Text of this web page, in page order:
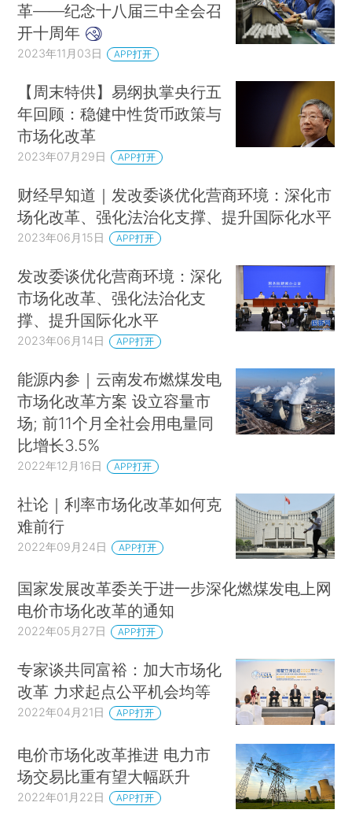
革——纪念十八届三中全会召
开十周年
2023年11月03日 APP打开
【周末特供】易纲执掌央行五
年回顾：稳健中性货币政策与
市场化改革
2023年07月29日 APP打开
财经早知道｜发改委谈优化营商环境：深化市
场化改革、强化法治化支撑、提升国际化水平
2023年06月15日 APP打开
发改委谈优化营商环境：深化
市场化改革、强化法治化支
撑、提升国际化水平
2023年06月14日 APP打开
能源内参｜云南发布燃煤发电
市场化改革方案 设立容量市
场; 前11个月全社会用电量同
比增长3.5%
2022年12月16日 APP打开
社论｜利率市场化改革如何克
难前行
2022年09月24日 APP打开
国家发展改革委关于进一步深化燃煤发电上网
电价市场化改革的通知
2022年05月27日 APP打开
专家谈共同富裕：加大市场化
改革 力求起点公平机会均等
2022年04月21日 APP打开
电价市场化改革推进 电力市
场交易比重有望大幅跃升
2022年01月22日 APP打开